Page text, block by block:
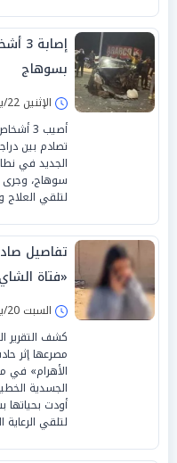
بسوهاج
الإثنين 22/يونيو/2026 - 12:09 ص
أصيب
تصادم بين
الجديد في
سوهاج، وجرى
لتلقي العلاج
تفاصيل
«فتاة
السبت 20/يونيو/2026 - 02:03 م
كشف التقرير
مصرعها إثر
الأهرام» في
الجسدية
أودت
لتلقي الرعاية